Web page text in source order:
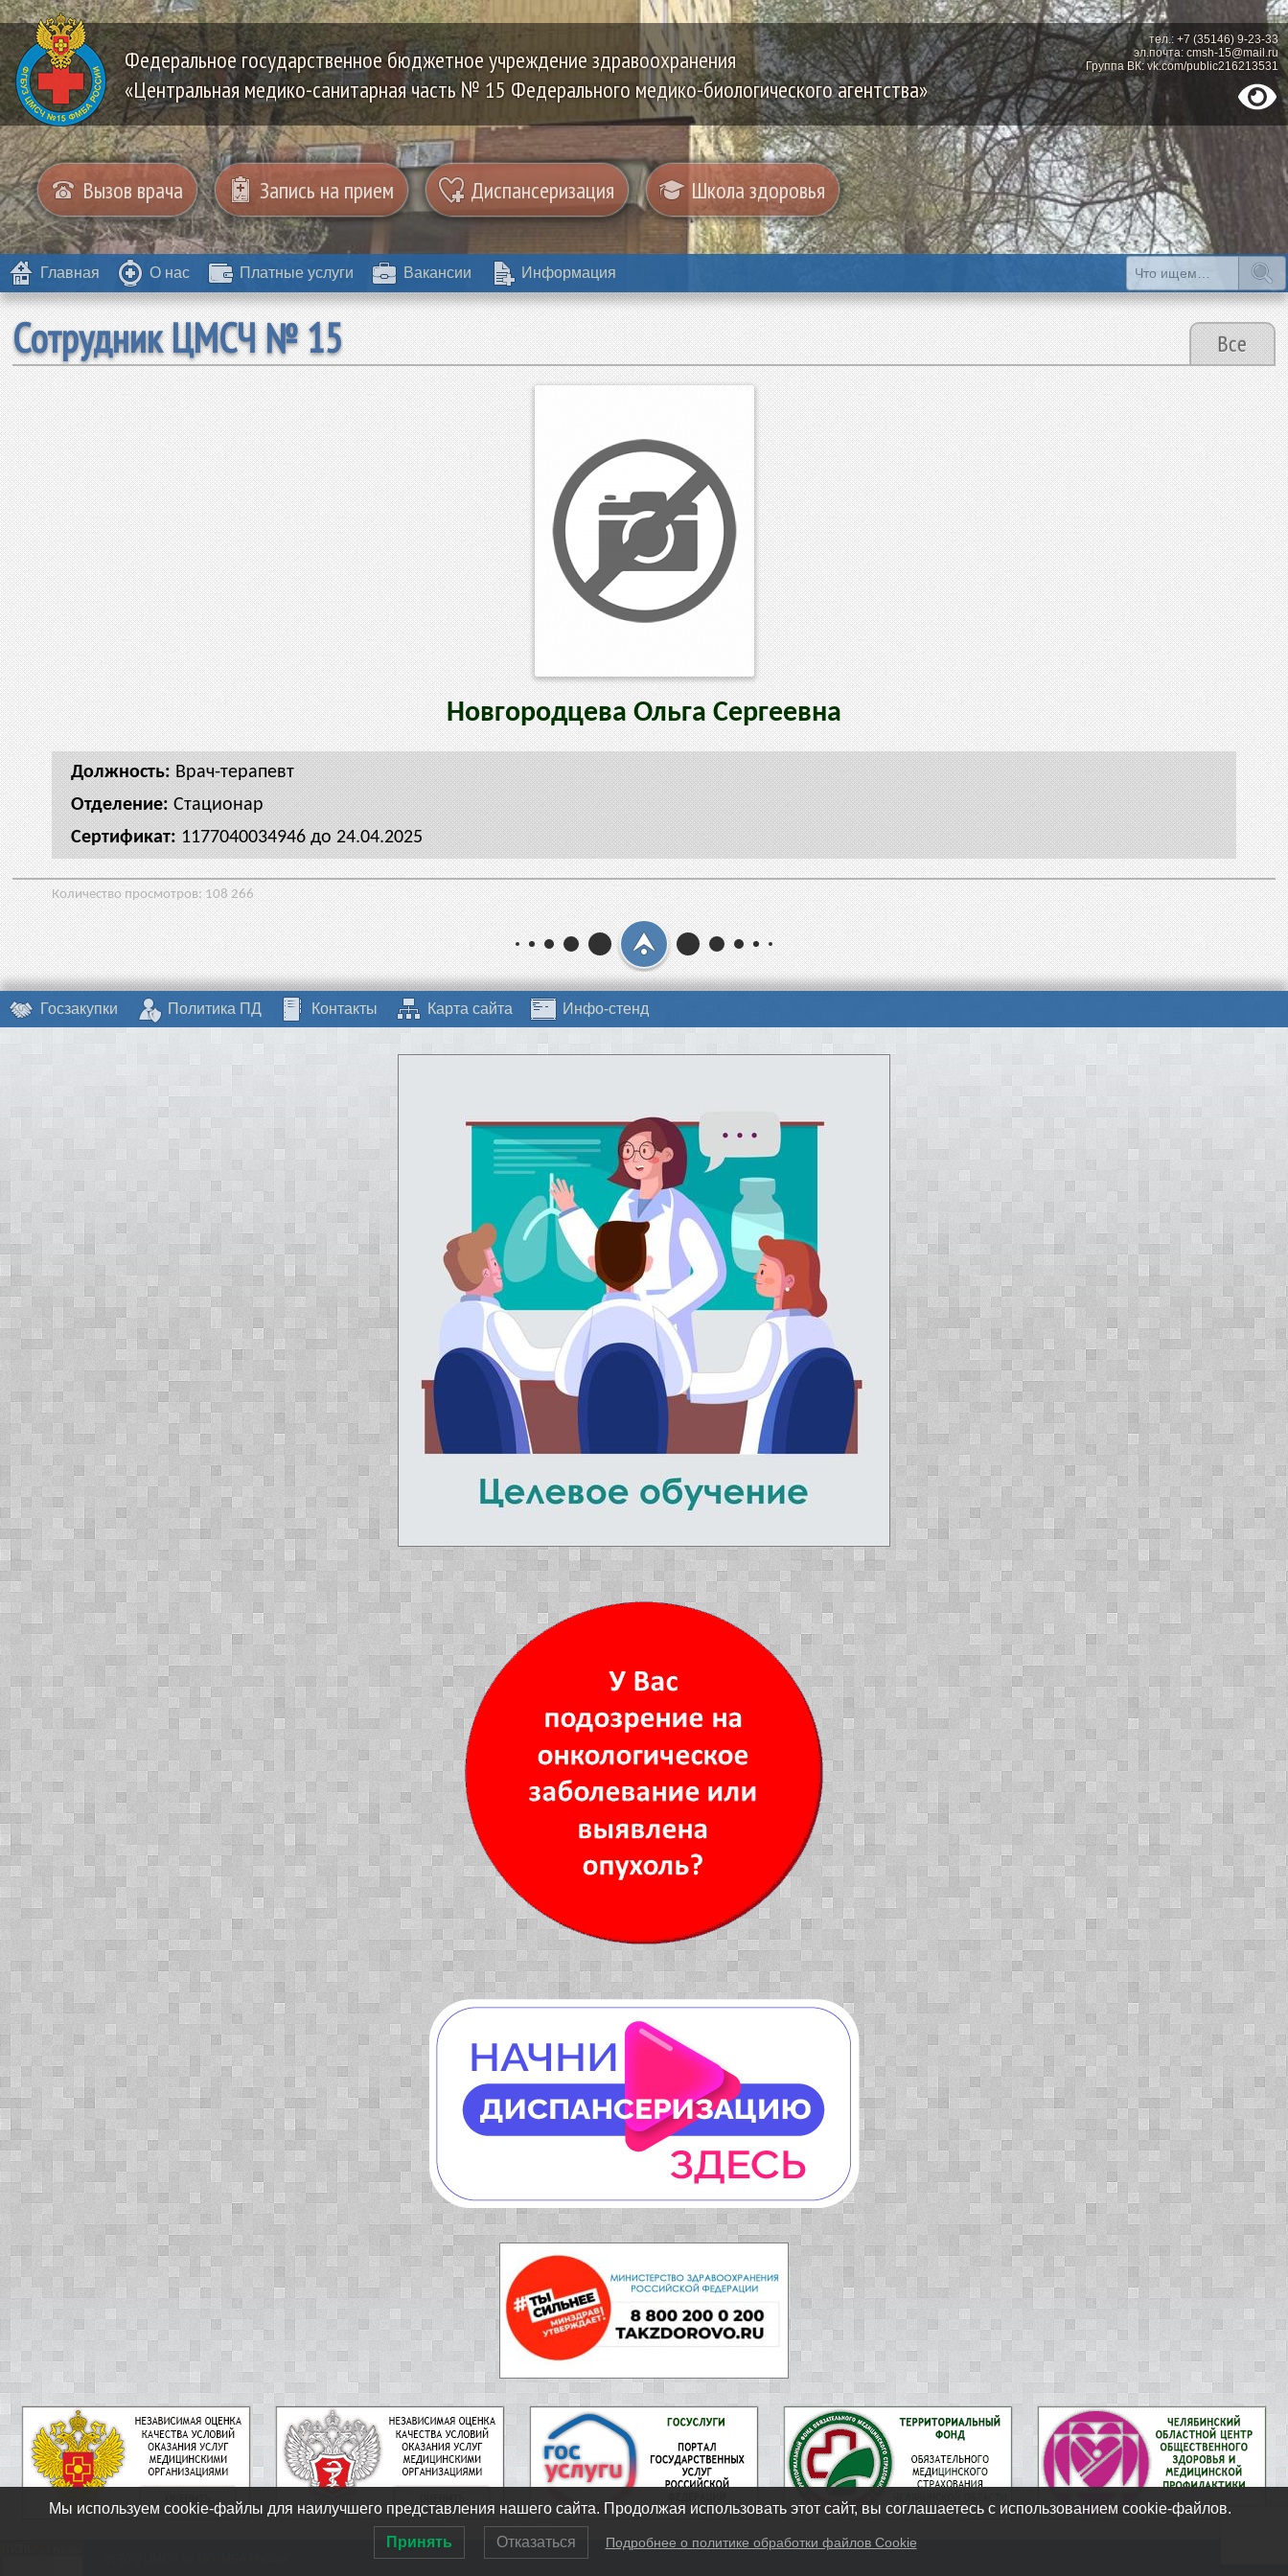
Федеральное государственное бюджетное учреждение здравоохранения
«Центральная медико-санитарная часть № 15 Федерального медико-биологического агентства»
тел.: +7 (35146) 9-23-33
эл.почта: cmsh-15@mail.ru
Группа ВК: vk.com/public216213531
Вызов врача Запись на прием Диспансеризация Школа здоровья
Главная О нас Платные услуги Вакансии Информация
Сотрудник ЦМСЧ № 15 Все
НовгородцеваОльгаСергеевна
Врач-терапевт
Стационар
1177040034946 до 24.04.2025
Количество просмотров: 108 266
Госзакупки Политика ПД Контакты Карта сайта Инфо-стенд
Мы используем cookie-файлы для наилучшего представления нашего сайта. Продолжая использовать этот сайт, вы соглашаетесь с использованием cookie-файлов.
Принять Отказаться Подробнее о политике обработки файлов Cookie